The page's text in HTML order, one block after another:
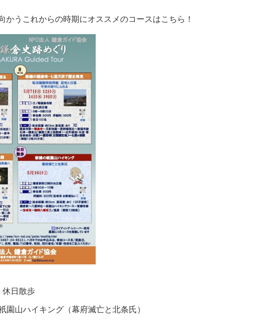
かうこれからの時期にオススメのコースはこちら！
日散歩
園山ハイキング（幕府滅亡と北条氏）